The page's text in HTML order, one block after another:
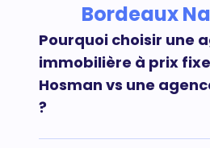
Bordeaux
Pourquoi choisir une
immobilière à prix
Hosman vs une
?